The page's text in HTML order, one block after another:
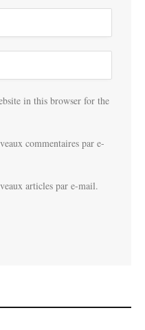
in this browser for the
commentaires par e-
articles par e-mail.